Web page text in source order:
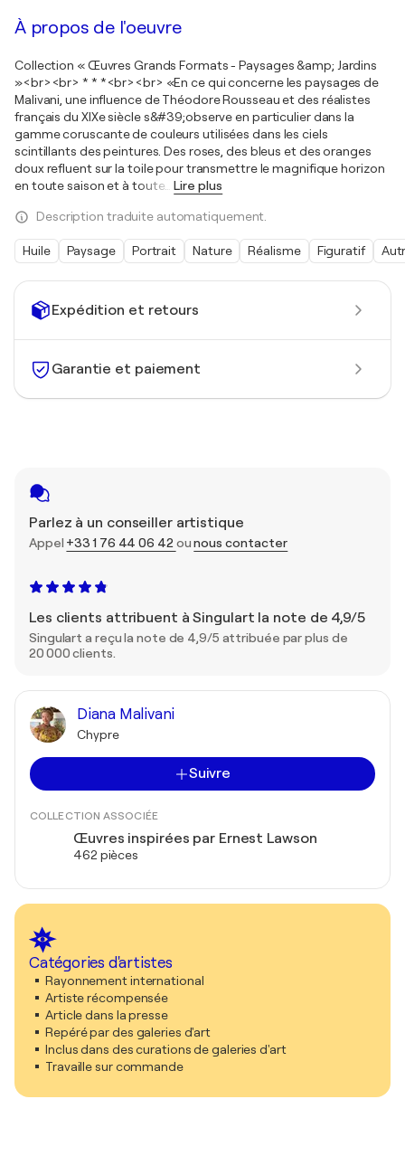
Expédition et retours
Garantie et paiement
Parlez à un conseiller artistique
Appel +33 1 76 44 06 42 ounous contacter
Les clients attribuent à Singulart la note de 4,9/5
Singulart a reçu la note de 4,9/5 attribuée par plus de
20 000 clients.
Diana Malivani
Chypre
Suivre
COLLECTION ASSOCIÉE
Œuvres inspirées par Ernest Lawson
462 pièces
Catégories d'artistes
Rayonnement international
Artiste récompensée
Article dans la presse
Repéré par des galeries d'art
Inclus dans des curations de galeries d'art
Travaille sur commande
À propos de l'oeuvre
Collection « Œuvres Grands Formats - Paysages &amp; Jardins
»<br><br> * * *<br><br> «En ce qui concerne les paysages de
Malivani, une influence de Théodore Rousseau et des réalistes
français du XIXe siècle s&#39;observe en particulier dans la
gamme coruscante de couleurs utilisées dans les ciels
scintillants des peintures. Des roses, des bleus et des oranges
doux refluent sur la toile pour transmettre le magnifique horizon
en toute saison et à toute
Lire plus
Description traduite automatiquement.
Huile Paysage Portrait Nature Réalisme Figuratif